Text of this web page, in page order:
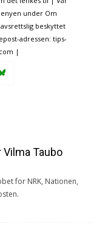
under Om
beskyttet
adressen: tips-
|
Taubo
for NRK, Nationen,